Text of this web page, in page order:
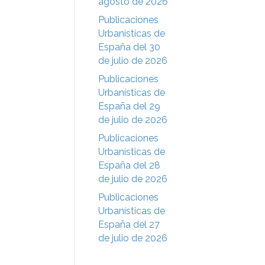
Publicaciones
Urbanísticas de
España del 30
de julio de 2026
Publicaciones
Urbanísticas de
España del 29
de julio de 2026
Publicaciones
Urbanísticas de
España del 28
de julio de 2026
Publicaciones
Urbanísticas de
España del 27
de julio de 2026